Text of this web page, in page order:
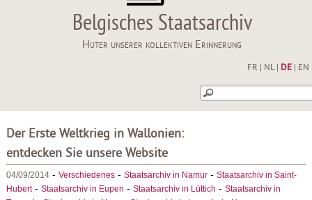
Belgisches Staatsarchiv
Hüter unserer kollektiven Erinnerung
FR NL| DE| EN
Der Erste Weltkrieg in Wallonien:
entdecken Sie unsere Website
04/09/2014- Verschiedenes- Staatsarchiv in Namur- Staatsarchiv in Saint-
Hubert- Staatsarchiv in Eupen - Staatsarchiv in Lüttich - Staatsarchiv in